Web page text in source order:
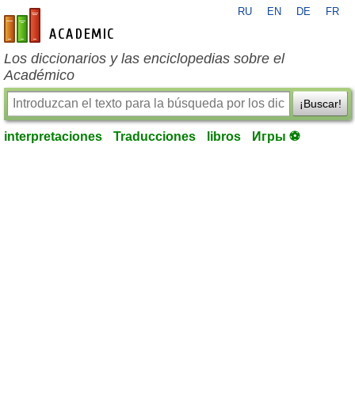
es-academic.com
RU EN DE FR
Los diccionarios y las enciclopedias sobre el
Académico
¡Buscar!
interpretaciones Traducciones libros Игры ⚽